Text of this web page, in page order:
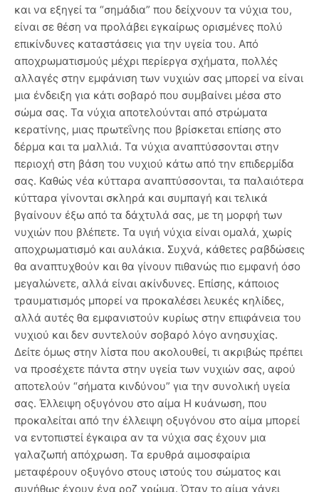
και να εξηγεί τα “σημάδια” που δείχνουν τα νύχια του,
είναι σε θέση να προλάβει εγκαίρως ορισμένες πολύ
επικίνδυνες καταστάσεις για την υγεία του. Από
αποχρωματισμούς μέχρι περίεργα σχήματα, πολλές
αλλαγές στην εμφάνιση των νυχιών σας μπορεί να είναι
μια ένδειξη για κάτι σοβαρό που συμβαίνει μέσα στο
σώμα σας. Τα νύχια αποτελούνται από στρώματα
κερατίνης, μιας πρωτεΐνης που βρίσκεται επίσης στο
δέρμα και τα μαλλιά. Τα νύχια αναπτύσσονται στην
περιοχή στη βάση του νυχιού κάτω από την επιδερμίδα
σας. Καθώς νέα κύτταρα αναπτύσσονται, τα παλαιότερα
κύτταρα γίνονται σκληρά και συμπαγή και τελικά
βγαίνουν έξω από τα δάχτυλά σας, με τη μορφή των
νυχιών που βλέπετε. Τα υγιή νύχια είναι ομαλά, χωρίς
αποχρωματισμό και αυλάκια. Συχνά, κάθετες ραβδώσεις
θα αναπτυχθούν και θα γίνουν πιθανώς πιο εμφανή όσο
μεγαλώνετε, αλλά είναι ακίνδυνες. Επίσης, κάποιος
τραυματισμός μπορεί να προκαλέσει λευκές κηλίδες,
αλλά αυτές θα εμφανιστούν κυρίως στην επιφάνεια του
νυχιού και δεν συντελούν σοβαρό λόγο ανησυχίας.
Δείτε όμως στην λίστα που ακολουθεί, τι ακριβώς πρέπει
να προσέχετε πάντα στην υγεία των νυχιών σας, αφού
αποτελούν “σήματα κινδύνου” για την συνολική υγεία
σας. Έλλειψη οξυγόνου στο αίμα Η κυάνωση, που
προκαλείται από την έλλειψη οξυγόνου στο αίμα μπορεί
να εντοπιστεί έγκαιρα αν τα νύχια σας έχουν μια
γαλαζωπή απόχρωση. Τα ερυθρά αιμοσφαίρια
μεταφέρουν οξυγόνο στους ιστούς του σώματος και
συνήθως έχουν ένα ροζ χρώμα. Όταν το αίμα χάνει